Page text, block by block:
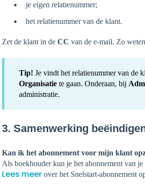
je eigen relatienummer;
het relatienummer van de klant.
Zet de klant in de CC van de e-mail. Zo
Tip! Je vindt het relatienummer van de
Organisatiete gaan. Onderaan, bij
administratie.
3. Samenwerking
Kan ik het abonnement voor mijn klant
Als boekhouder kun je het abonnement van
Lees meer over het Snelstart-abonnement